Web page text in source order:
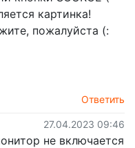
картинка!
пожалуйста (:
Ответить
27.04.2023 09:46
не включается